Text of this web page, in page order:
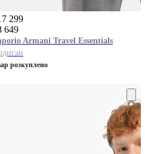
299
649
Armani Travel Essentials
розкуплено